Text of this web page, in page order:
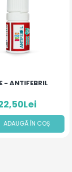
- ANTIFEBRIL
ADAUGÃ ÎN COȘ